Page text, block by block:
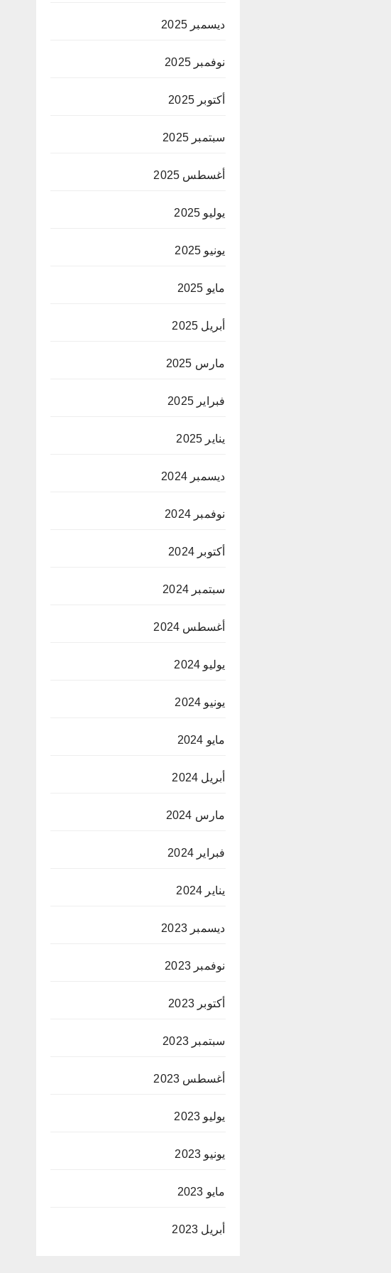
ديسمبر 2025
نوفمبر 2025
أكتوبر 2025
سبتمبر 2025
أغسطس 2025
يوليو 2025
يونيو 2025
مايو 2025
أبريل 2025
مارس 2025
فبراير 2025
يناير 2025
ديسمبر 2024
نوفمبر 2024
أكتوبر 2024
سبتمبر 2024
أغسطس 2024
يوليو 2024
يونيو 2024
مايو 2024
أبريل 2024
مارس 2024
فبراير 2024
يناير 2024
ديسمبر 2023
نوفمبر 2023
أكتوبر 2023
سبتمبر 2023
أغسطس 2023
يوليو 2023
يونيو 2023
مايو 2023
أبريل 2023